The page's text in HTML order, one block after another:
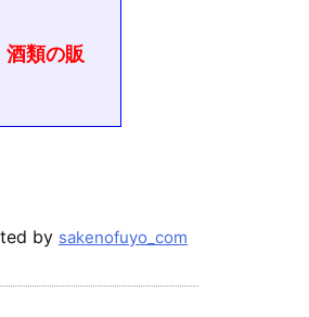
類の販
by sakenofuyo_com